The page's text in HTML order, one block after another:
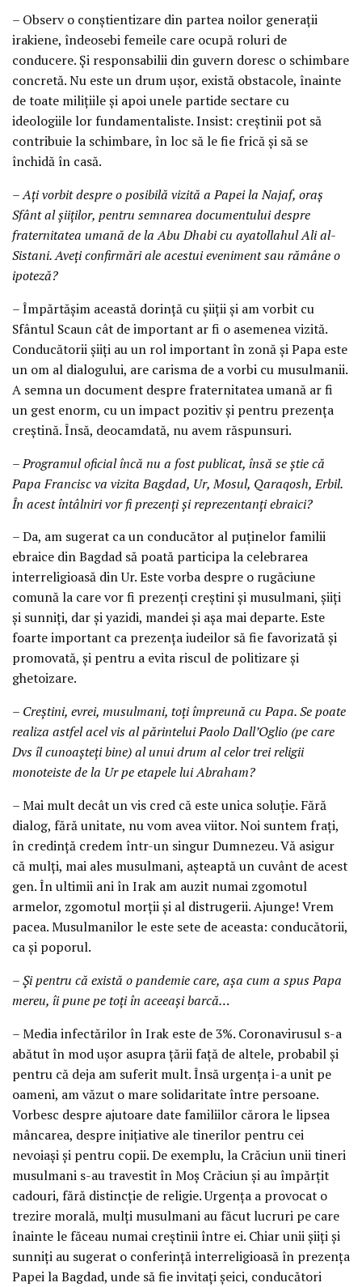
– Observ o conștientizare din partea noilor generații
irakiene, îndeosebi femeile care ocupă roluri de
conducere. Și responsabilii din guvern doresc o schimbare
concretă. Nu este un drum ușor, există obstacole, înainte
de toate milițiile și apoi unele partide sectare cu
ideologiile lor fundamentaliste. Insist: creștinii pot să
contribuie la schimbare, în loc să le fie frică și să se
închidă în casă.
– Ați vorbit despre o posibilă vizită a Papei la Najaf, oraș
Sfânt al șiiților, pentru semnarea documentului despre
fraternitatea umană de la Abu Dhabi cu ayatollahul Ali al-
Sistani. Aveți confirmări ale acestui eveniment sau rămâne o
ipoteză?
– Împărtășim această dorință cu șiiții și am vorbit cu
Sfântul Scaun cât de important ar fi o asemenea vizită.
Conducătorii șiiți au un rol important în zonă și Papa este
un om al dialogului, are carisma de a vorbi cu musulmanii.
A semna un document despre fraternitatea umană ar fi
un gest enorm, cu un impact pozitiv și pentru prezența
creștină. Însă, deocamdată, nu avem răspunsuri.
– Programul oficial încă nu a fost publicat, însă se știe că
Papa Francisc va vizita Bagdad, Ur, Mosul, Qaraqosh, Erbil.
În acest întâlniri vor fi prezenți și reprezentanți ebraici?
– Da, am sugerat ca un conducător al puținelor familii
ebraice din Bagdad să poată participa la celebrarea
interreligioasă din Ur. Este vorba despre o rugăciune
comună la care vor fi prezenți creștini și musulmani, șiiți
și sunniți, dar și yazidi, mandei și așa mai departe. Este
foarte important ca prezența iudeilor să fie favorizată și
promovată, și pentru a evita riscul de politizare și
ghetoizare.
– Creștini, evrei, musulmani, toți împreună cu Papa. Se poate
realiza astfel acel vis al părintelui Paolo Dall’Oglio (pe care
Dvs îl cunoașteți bine) al unui drum al celor trei religii
monoteiste de la Ur pe etapele lui Abraham?
– Mai mult decât un vis cred că este unica soluție. Fără
dialog, fără unitate, nu vom avea viitor. Noi suntem frați,
în credință credem într-un singur Dumnezeu. Vă asigur
că mulți, mai ales musulmani, așteaptă un cuvânt de acest
gen. În ultimii ani în Irak am auzit numai zgomotul
armelor, zgomotul morții și al distrugerii. Ajunge! Vrem
pacea. Musulmanilor le este sete de aceasta: conducătorii,
ca și poporul.
– Și pentru că există o pandemie care, așa cum a spus Papa
mereu, îi pune pe toți în aceeași barcă…
– Media infectărilor în Irak este de 3%. Coronavirusul s-a
abătut în mod ușor asupra țării față de altele, probabil și
pentru că deja am suferit mult. Însă urgența i-a unit pe
oameni, am văzut o mare solidaritate între persoane.
Vorbesc despre ajutoare date familiilor cărora le lipsea
mâncarea, despre inițiative ale tinerilor pentru cei
nevoiași și pentru copii. De exemplu, la Crăciun unii tineri
musulmani s-au travestit în Moș Crăciun și au împărțit
cadouri, fără distincție de religie. Urgența a provocat o
trezire morală, mulți musulmani au făcut lucruri pe care
înainte le făceau numai creștinii între ei. Chiar unii șiiți și
sunniți au sugerat o conferință interreligioasă în prezența
Papei la Bagdad, unde să fie invitați șeici, conducători